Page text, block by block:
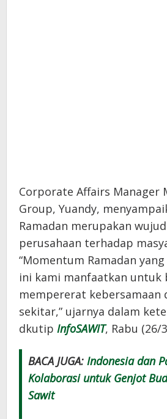
Corporate Affairs Manager
Group, Yuandy,
Ramadan merupakan
perusahaan terhadap
“Momentum Ramadan
ini kami manfaatkan untuk
mempererat kebersamaan
sekitar,” ujarnya dalam
dkutip InfoSAWIT, Rabu (26/
BACA JUGA: Indonesia dan
Kolaborasi untuk Genjot
Sawit